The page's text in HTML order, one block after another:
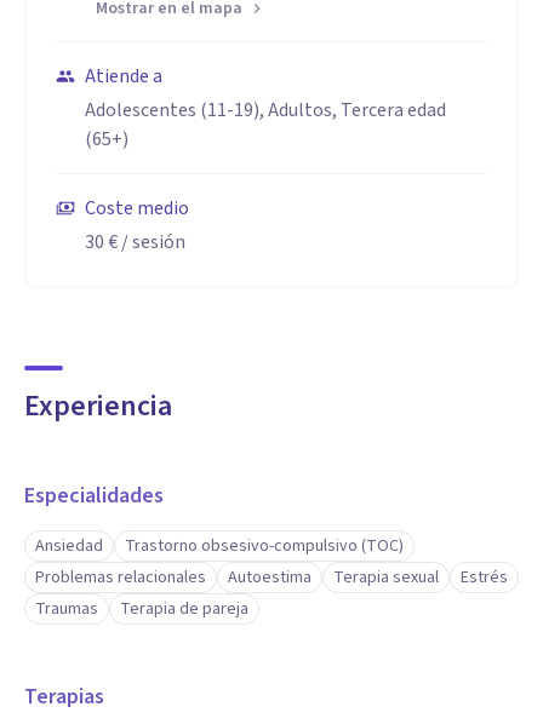
Mostrar en el mapa
Atiende a
Adolescentes (11-19), Adultos, Tercera edad
(65+)
Coste medio
30 €/ sesión
Experiencia
Especialidades
Ansiedad
Trastorno obsesivo-compulsivo (TOC)
Problemas relacionales
Autoestima Terapia sexual
Estrés
Traumas
Terapia de pareja
Terapias